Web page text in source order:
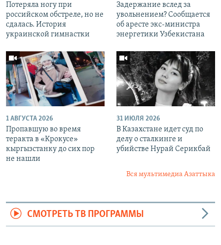
Потеряла ногу при
российском обстреле, но не
сдалась. История
украинской гимнастки
Задержание вслед за
увольнением? Сообщается
об аресте экс-министра
энергетики Узбекистана
1 АВГУСТА 2026
Пропавшую во время
теракта в «Крокусе»
кыргызстанку до сих пор
не нашли
31 ИЮЛЯ 2026
В Казахстане идет суд по
делу о сталкинге и
убийстве Нурай Серикбай
Вся мультимедиа Азаттыка
СМОТРЕТЬ ТВ ПРОГРАММЫ